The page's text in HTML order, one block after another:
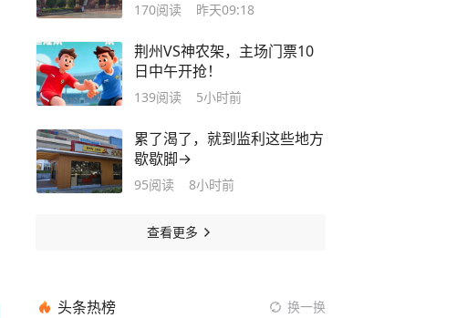
170阅读 昨天09:18
荆州VS神农架，主场门票10
日中午开抢！
139阅读 5小时前
累了渴了，就到监利这些地方
歇歇脚→
95阅读 8小时前
查看更多
头条热榜 换一换